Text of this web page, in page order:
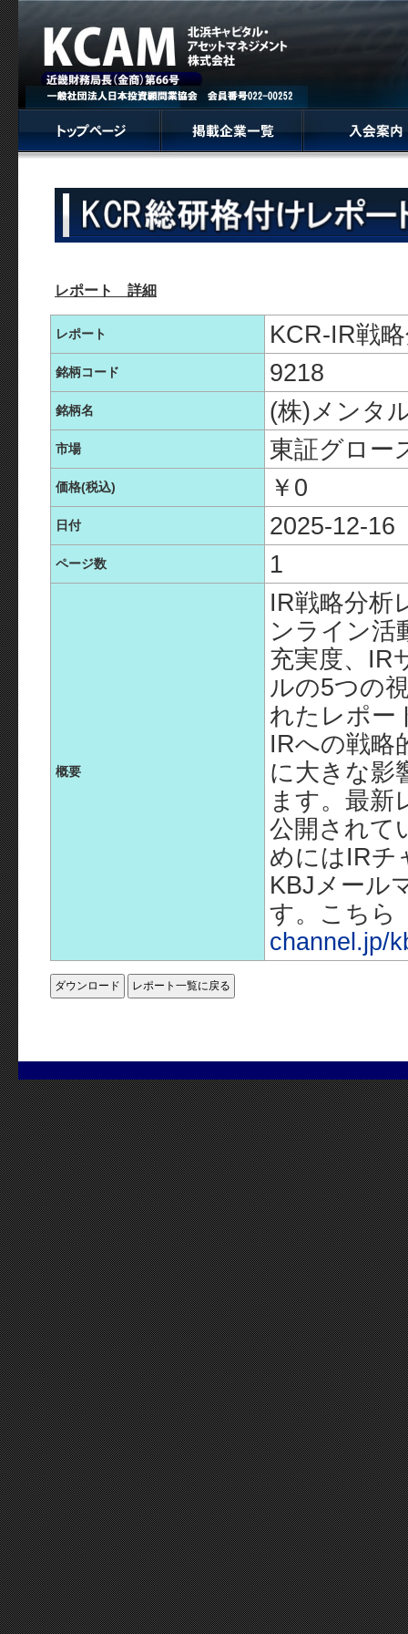
レポート 詳細
レポート KCR-IR戦
銘柄コード 9218
銘柄名 (株)メンタ
市場 東証グロー
価格(税込) ￥0
日付 2025-12-16
ページ数 1
概要
IR戦略分析
ンライン活
充実度、IR
ルの5つの
れたレポー
IRへの戦略
に大きな影
ます。最新
公開されて
めにはIRチ
KBJメール
す。こちら
channel.jp/